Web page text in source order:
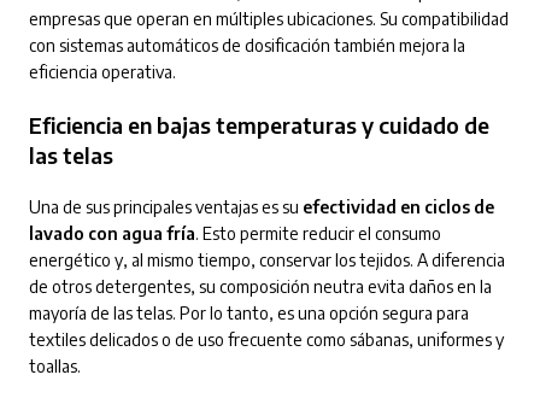
empresas que operan en múltiples ubicaciones. Su compatibilidad
con sistemas automáticos de dosificación también mejora la
eficiencia operativa.
Eficiencia en bajas temperaturas y cuidado de
las telas
Una de sus principales ventajas es su efectividad en ciclos de
lavado con agua fría. Esto permite reducir el consumo
energético y, al mismo tiempo, conservar los tejidos. A diferencia
de otros detergentes, su composición neutra evita daños en la
mayoría de las telas. Por lo tanto, es una opción segura para
textiles delicados o de uso frecuente como sábanas, uniformes y
toallas.